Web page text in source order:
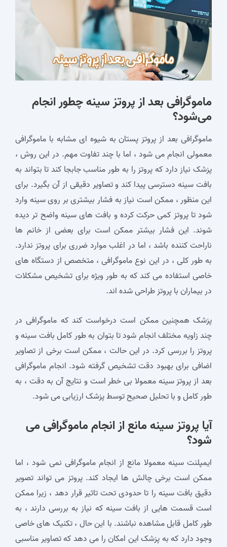
ماموگرافی بعد از پروتز سینه چطور انجام
می‌شود؟
ماموگرافی بعد از پروتز پستان به شیوه‌ ای مشابه با ماموگرافی
معمولی انجام می ‌شود ، اما با چند تفاوت مهم. در این روش ،
پزشک نیاز دارد که پروتز را به ‌طور مناسب جابجا کند تا بتواند به
بافت سینه دسترسی پیدا کند و تصاویر دقیقی از آن بگیرد. برای
این منظور ، ممکن است نیاز به فشار بیشتری بر روی سینه وارد
شود تا پروتز کمی حرکت کرده و بافت ‌های سینه واضح ‌تر دیده
شوند. این فشار بیشتر ممکن است برای بعضی از خانم ‌ها
ناراحت‌ کننده باشد ، اما در اغلب موارد ضرری برای پروتز ندارد.
به‌ طور کلی ، در این نوع ماموگرافی ، متخصص از دستگاه ‌های
خاصی استفاده می ‌کند که به‌ طور ویژه برای تشخیص مشکلات
در بیماران با پروتز طراحی شده‌ اند.
پزشک همچنین ممکن است درخواست کند که ماموگرافی در
چند زاویه مختلف انجام شود تا بتوان به ‌طور کامل بافت سینه و
پروتز را بررسی کرد. در این حالت ، ممکن است برخی از تصاویر
اضافی برای بهبود دقت تشخیص گرفته شود. انجام ماموگرافی
بعد از پروتز سینه معمولا بی‌ خطر است و نتایج آن به دقت ، به
‌طور کامل و با تحلیل صحیح توسط پزشک ارزیابی می ‌شود.
آیا پروتز سینه مانع از انجام ماموگرافی می
‌شود؟
ایمپلنت سینه معمولا مانع از انجام ماموگرافی نمی ‌شود ، اما
ممکن است برخی چالش‌ ها ایجاد کند. پروتز می ‌تواند تصویر
دقیق بافت سینه را تا حدودی تحت تاثیر قرار دهد ، زیرا ممکن
است قسمت‌ هایی از بافت سینه که نیاز به بررسی دارند ، به
‌طور کامل قابل مشاهده نباشند. با این حال ، تکنیک ‌های خاصی
وجود دارد که به پزشک این امکان را می ‌دهد که تصاویر مناسبی